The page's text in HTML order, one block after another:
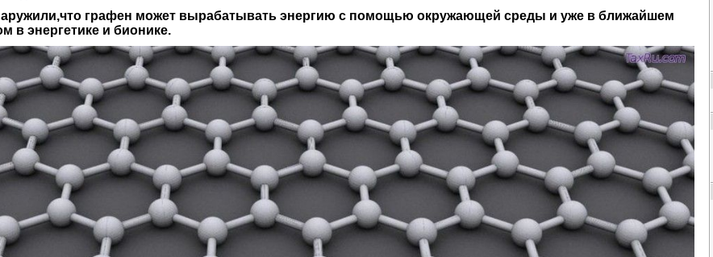
графен может вырабатывать энергию с помощью окружающей среды и уже в ближайшем
в энергетике и бионике.